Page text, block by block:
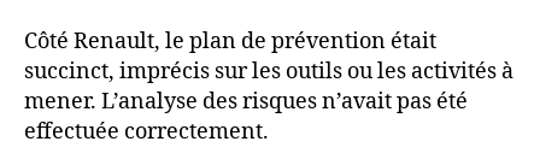
Côté Renault, le plan de prévention était
succinct, imprécis sur les outils ou les activités à
mener. L’analyse des risques n’avait pas été
effectuée correctement.